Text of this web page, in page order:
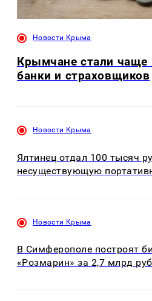
Новости Крыма
Крымчане стали чаще
банки и страховщиков
Новости Крыма
Ялтинец отдал 100 тысяч
несуществующую
Новости Крыма
В Симферополе построят
«Розмарин» за 2,7 млрд